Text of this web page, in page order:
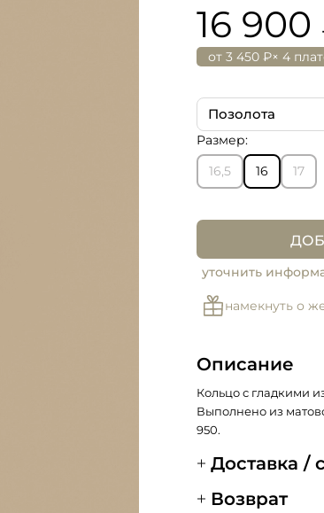
16 900
от 3 450 ₽× 4
Размер:
16,5
16 17
Позолота
Позолота
уточнить
намекнуть о
Описание
Кольцо с гладкими
Выполнено из
950.
Доставка /
Возврат